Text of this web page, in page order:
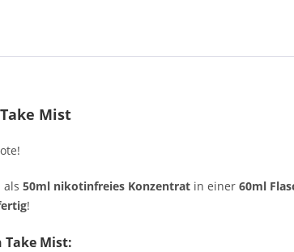
Mist
als 50ml nikotinfreies Konzentrat in einer 60ml
!
Take Mist: